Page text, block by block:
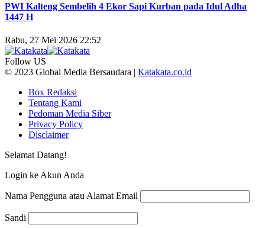
PWI Kalteng Sembelih 4 Ekor Sapi Kurban pada Idul Adha
1447 H
Rabu, 27 Mei 2026 22:52
Follow US
© 2023 Global Media Bersaudara | Katakata.co.id
Box Redaksi
Tentang Kami
Pedoman Media Siber
Privacy Policy
Disclaimer
Selamat Datang!
Login ke Akun Anda
Nama Pengguna atau Alamat Email
Sandi